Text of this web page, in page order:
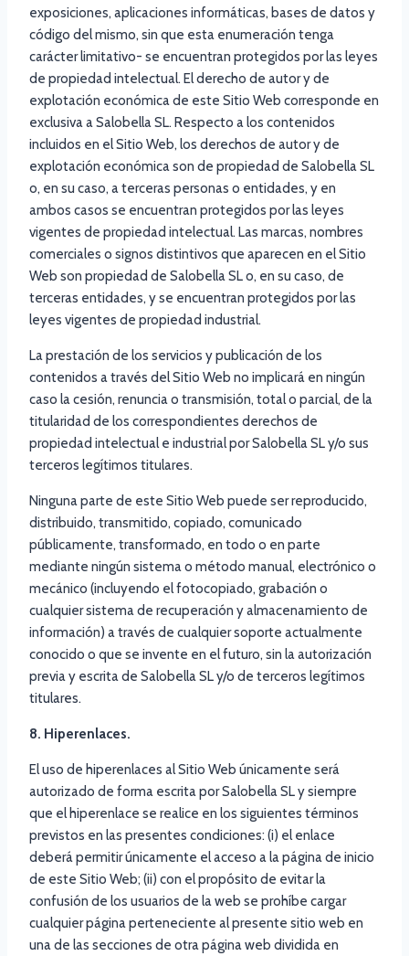
exposiciones, aplicaciones informáticas, bases de datos y
código del mismo, sin que esta enumeración tenga
carácter limitativo- se encuentran protegidos por las leyes
de propiedad intelectual. El derecho de autor y de
explotación económica de este Sitio Web corresponde en
exclusiva a Salobella SL. Respecto a los contenidos
incluidos en el Sitio Web, los derechos de autor y de
explotación económica son de propiedad de Salobella SL
o, en su caso, a terceras personas o entidades, y en
ambos casos se encuentran protegidos por las leyes
vigentes de propiedad intelectual. Las marcas, nombres
comerciales o signos distintivos que aparecen en el Sitio
Web son propiedad de Salobella SL o, en su caso, de
terceras entidades, y se encuentran protegidos por las
leyes vigentes de propiedad industrial.
La prestación de los servicios y publicación de los
contenidos a través del Sitio Web no implicará en ningún
caso la cesión, renuncia o transmisión, total o parcial, de la
titularidad de los correspondientes derechos de
propiedad intelectual e industrial por Salobella SL y/o sus
terceros legítimos titulares.
Ninguna parte de este Sitio Web puede ser reproducido,
distribuido, transmitido, copiado, comunicado
públicamente, transformado, en todo o en parte
mediante ningún sistema o método manual, electrónico o
mecánico (incluyendo el fotocopiado, grabación o
cualquier sistema de recuperación y almacenamiento de
información) a través de cualquier soporte actualmente
conocido o que se invente en el futuro, sin la autorización
previa y escrita de Salobella SL y/o de terceros legítimos
titulares.
8. Hiperenlaces.
El uso de hiperenlaces al Sitio Web únicamente será
autorizado de forma escrita por Salobella SL y siempre
que el hiperenlace se realice en los siguientes términos
previstos en las presentes condiciones: (i) el enlace
deberá permitir únicamente el acceso a la página de inicio
de este Sitio Web; (ii) con el propósito de evitar la
confusión de los usuarios de la web se prohíbe cargar
cualquier página perteneciente al presente sitio web en
una de las secciones de otra página web dividida en